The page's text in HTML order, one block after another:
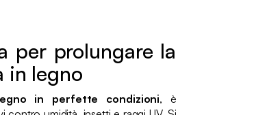
per prolungare la
in legno
in perfette condizioni, è